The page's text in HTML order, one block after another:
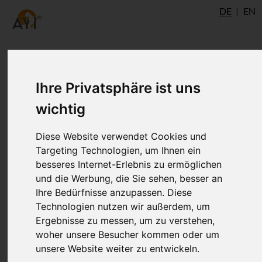
Ihre Privatsphäre ist uns
wichtig
Diese Website verwendet Cookies und
Targeting Technologien, um Ihnen ein
besseres Internet-Erlebnis zu ermöglichen
und die Werbung, die Sie sehen, besser an
Ihre Bedürfnisse anzupassen. Diese
Technologien nutzen wir außerdem, um
Ergebnisse zu messen, um zu verstehen,
woher unsere Besucher kommen oder um
unsere Website weiter zu entwickeln.
DE EN
Hatha-Yoga Pradipika -
Kapitel 1: Ernährung und
Asana
Rund um Ernährung und Körperübungen -
also Asanas - dreht sich das erste Kapitel
der Hatha-Yoga Pradipika von Svatmarama
„Prathamo Padeshah“.